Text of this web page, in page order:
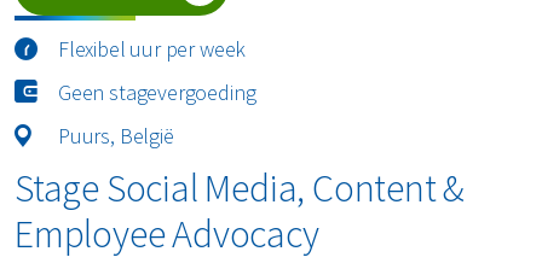
Flexibel uur per week
Geen stagevergoeding
Puurs, België
Stage Social Media, Content &
Employee Advocacy